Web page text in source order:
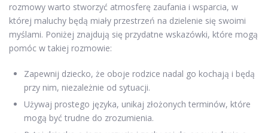
rozmowy warto stworzyć atmosferę zaufania i wsparcia, w
której maluchy będą miały przestrzeń na dzielenie się swoimi
myślami. Poniżej znajdują się przydatne wskazówki, które mogą
pomóc w takiej rozmowie:
Zapewnij dziecko, że oboje rodzice nadal go kochają i będą
przy nim, niezależnie od sytuacji.
Używaj prostego języka, unikaj złożonych terminów, które
mogą być trudne do zrozumienia.